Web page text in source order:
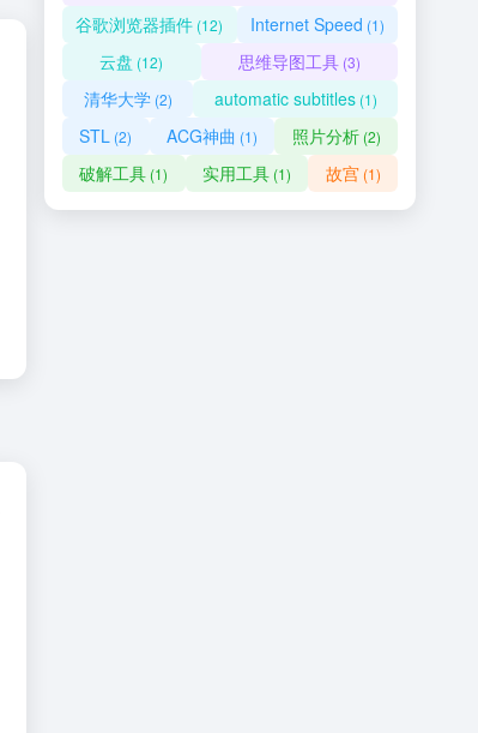
谷歌浏览器插件 (12) Internet Speed (1)
云盘 (12) 思维导图工具(3)
清华大学(2) automatic subtitles(1)
STL (2) ACG神曲 (1) 照片分析(2)
破解工具 (1) 实用工具 (1) 故宫(1)